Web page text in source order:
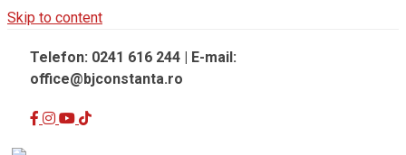
Skip to content
Telefon: 0241 616 244 | E-mail:
office@bjconstanta.ro